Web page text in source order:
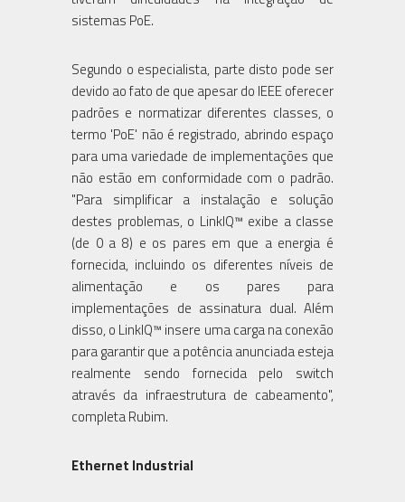
sistemas PoE.
Segundo o especialista, parte disto pode ser
devido ao fato de que apesar do IEEE oferecer
padrões e normatizar diferentes classes, o
termo 'PoE' não é registrado, abrindo espaço
para uma variedade de implementações que
não estão em conformidade com o padrão.
"Para simplificar a instalação e solução
destes problemas, o LinkIQ™ exibe a classe
(de 0 a 8) e os pares em que a energia é
fornecida, incluindo os diferentes níveis de
alimentação e os pares para
implementações de assinatura dual. Além
disso, o LinkIQ™ insere uma carga na conexão
para garantir que a potência anunciada esteja
realmente sendo fornecida pelo switch
através da infraestrutura de cabeamento",
completa Rubim.
Ethernet Industrial